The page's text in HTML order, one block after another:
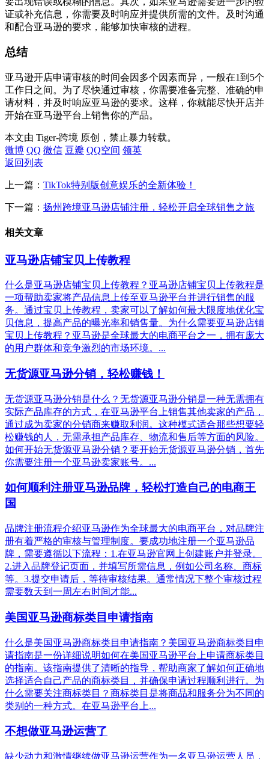
证或补充信息，你需要及时响应并提供所需的文件。及时沟通
和配合亚马逊的要求，能够加快审核的进程。
总结
亚马逊开店申请审核的时间会因多个因素而异，一般在1到5个
工作日之间。为了尽快通过审核，你需要准备完整、准确的申
请材料，并及时响应亚马逊的要求。这样，你就能尽快开店并
开始在亚马逊平台上销售你的产品。
本文由 Tiger-跨境 原创，禁止暴力转载。
微博 QQ 微信 豆瓣 QQ空间 领英
返回列表
上一篇： TikTok特别版创意娱乐的全新体验！
下一篇： 扬州跨境亚马逊店铺注册，轻松开启全球销售之旅
相关文章
亚马逊店铺宝贝上传教程
什么是亚马逊店铺宝贝上传教程？亚马逊店铺宝贝上传教程是
一项帮助卖家将产品信息上传至亚马逊平台并进行销售的服
务。通过宝贝上传教程，卖家可以了解如何最大限度地优化宝
贝信息，提高产品的曝光率和销售量。为什么需要亚马逊店铺
宝贝上传教程？亚马逊是全球最大的电商平台之一，拥有庞大
的用户群体和竞争激烈的市场环境。...
无货源亚马逊分销，轻松赚钱！
无货源亚马逊分销是什么？无货源亚马逊分销是一种无需拥有
实际产品库存的方式，在亚马逊平台上销售其他卖家的产品，
通过成为卖家的分销商来赚取利润。这种模式适合那些想要轻
松赚钱的人，无需承担产品库存、物流和售后等方面的风险。
如何开始无货源亚马逊分销？要开始无货源亚马逊分销，首先
你需要注册一个亚马逊卖家账号。...
如何顺利注册亚马逊品牌，轻松打造自己的电商王
国
品牌注册流程介绍亚马逊作为全球最大的电商平台，对品牌注
册有着严格的审核与管理制度。要成功地注册一个亚马逊品
牌，需要遵循以下流程：1.在亚马逊官网上创建账户并登录。
2.进入品牌登记页面，并填写所需信息，例如公司名称、商标
等。3.提交申请后，等待审核结果。通常情况下整个审核过程
需要数天到一周左右时间才能...
美国亚马逊商标类目申请指南
什么是美国亚马逊商标类目申请指南？美国亚马逊商标类目申
请指南是一份详细说明如何在美国亚马逊平台上申请商标类目
的指南。该指南提供了清晰的指导，帮助商家了解如何正确地
选择适合自己产品的商标类目，并确保申请过程顺利进行。为
什么需要关注商标类目？商标类目是将商品和服务分为不同的
类别的一种方式。在亚马逊平台上...
不想做亚马逊运营了
缺少动力和激情继续做亚马逊运营作为一名亚马逊运营人员，